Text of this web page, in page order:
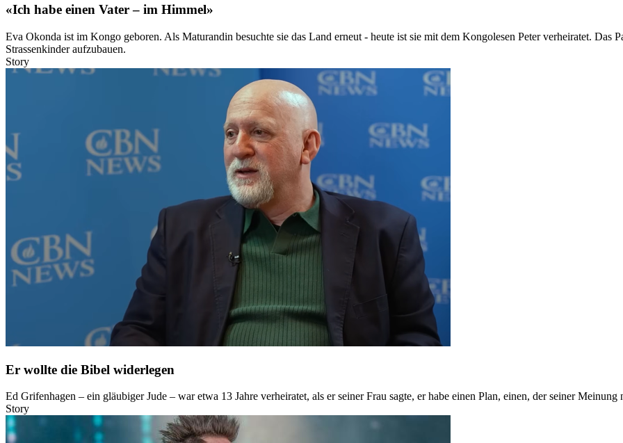
«Ich habe einen Vater – im Himmel»
Eva Okonda ist im Kongo geboren. Als Maturandin besuchte sie das Land erneut - heute ist sie mit dem Kongolesen Peter verheiratet. Das
Strassenkinder aufzubauen.
Story
Er wollte die Bibel widerlegen
Ed Grifenhagen – ein gläubiger Jude – war etwa 13 Jahre verheiratet, als er seiner Frau sagte, er habe einen Plan, einen, der seiner
Story